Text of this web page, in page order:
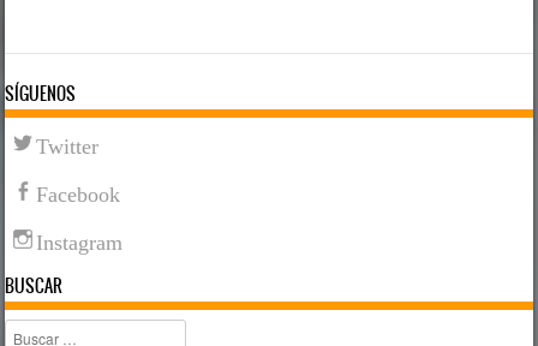
SÍGUENOS
Twitter
Facebook
Instagram
BUSCAR
Buscar